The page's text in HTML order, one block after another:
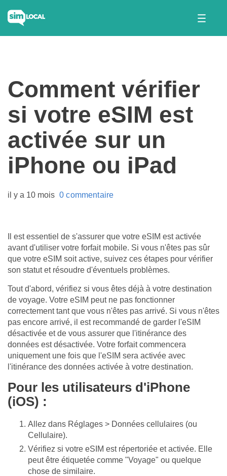
Comment vérifier
si votre eSIM est
activée sur un
iPhone ou iPad
il y a 10 mois 0 commentaire
Il est essentiel de s'assurer que votre eSIM est activée
avant d'utiliser votre forfait mobile. Si vous n'êtes pas sûr
que votre eSIM soit active, suivez ces étapes pour vérifier
son statut et résoudre d'éventuels problèmes.
Tout d'abord, vérifiez si vous êtes déjà à votre destination
de voyage. Votre eSIM peut ne pas fonctionner
correctement tant que vous n'êtes pas arrivé. Si vous n'êtes
pas encore arrivé, il est recommandé de garder l'eSIM
désactivée et de vous assurer que l'itinérance des
données est désactivée. Votre forfait commencera
uniquement une fois que l'eSIM sera activée avec
l'itinérance des données activée à votre destination.
Pour les utilisateurs d'iPhone
(iOS) :
Allez dans Réglages > Données cellulaires (ou
Cellulaire).
Vérifiez si votre eSIM est répertoriée et activée. Elle
peut être étiquetée comme "Voyage" ou quelque
chose de similaire.